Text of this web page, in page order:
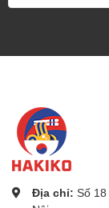
Địa chỉ: Số